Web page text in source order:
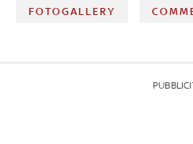
FOTOGALLERY